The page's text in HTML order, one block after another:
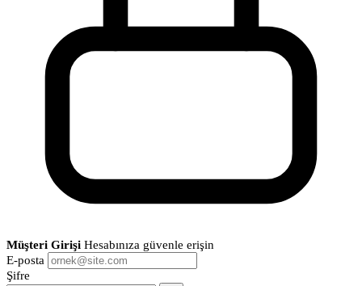
Müşteri Girişi Hesabınıza güvenle erişin
E-posta
Şifre